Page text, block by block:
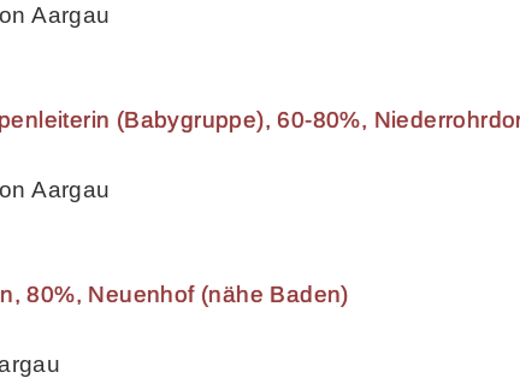
Aargau
(Babygruppe), 60-80%,
Aargau
80%, Neuenhof (nähe Baden)